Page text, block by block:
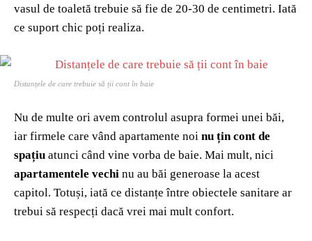
vasul de toaletă trebuie să fie de 20-30 de centimetri. Iată
ce suport chic poți realiza.
Distanțele de care trebuie să ții cont în baie
Nu de multe ori avem controlul asupra formei unei băi,
iar firmele care vând apartamente noi nu țin cont de
spațiu atunci când vine vorba de baie. Mai mult, nici
apartamentele vechi nu au băi generoase la acest
capitol. Totuși, iată ce distanțe între obiectele sanitare ar
trebui să respecți dacă vrei mai mult confort.